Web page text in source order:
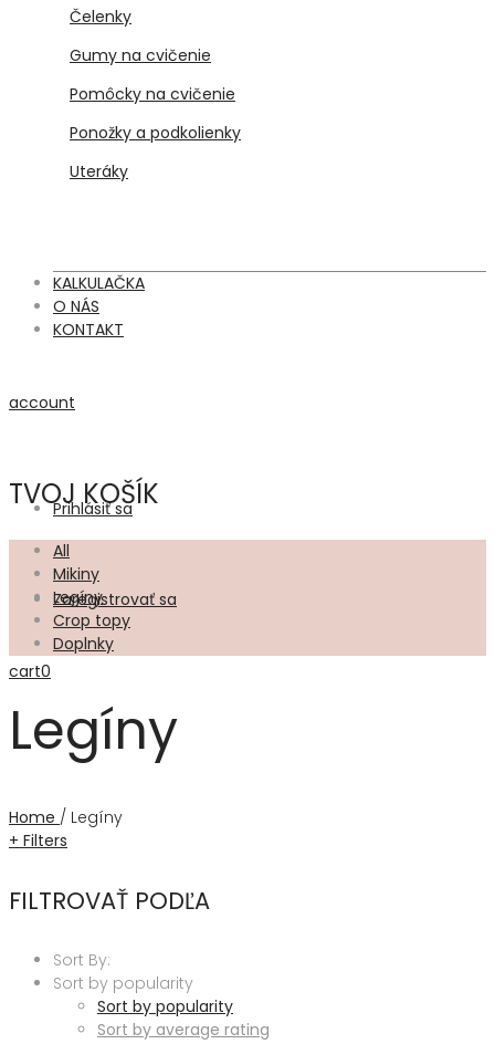
Čelenky
Gumy na cvičenie
Pomôcky na cvičenie
Ponožky a podkolienky
Uteráky
KALKULAČKA
O NÁS
KONTAKT
account
Prihlásiť sa
Zaregistrovať sa
cart0
TVOJ KOŠÍK
All
Mikiny
Legíny
Crop topy
Doplnky
Legíny
Home / Legíny
+ Filters
FILTROVAŤ PODĽA
Sort By:
Sort by popularity
Sort by popularity
Sort by average rating